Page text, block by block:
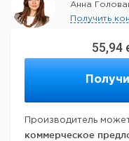
55,94
Производитель
коммерческое
Анна
Получить